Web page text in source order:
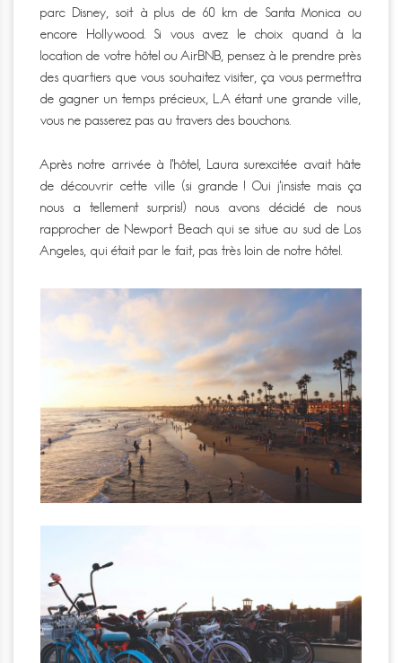
parc Disney, soit à plus de 60 km de Santa Monica ou
encore Hollywood. Si vous avez le choix quand à la
location de votre hôtel ou AirBNB, pensez à le prendre près
des quartiers que vous souhaitez visiter, ça vous permettra
de gagner un temps précieux, L.A étant une grande ville,
vous ne passerez pas au travers des bouchons.
Après notre arrivée à l’hôtel, Laura surexcitée avait hâte
de découvrir cette ville (si grande ! Oui j’insiste mais ça
nous a tellement surpris!) nous avons décidé de nous
rapprocher de Newport Beach qui se situe au sud de Los
Angeles, qui était par le fait, pas très loin de notre hôtel.